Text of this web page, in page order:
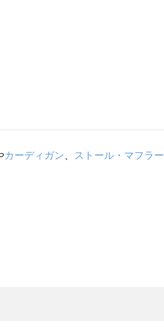
カーディガン ストール・マフラー